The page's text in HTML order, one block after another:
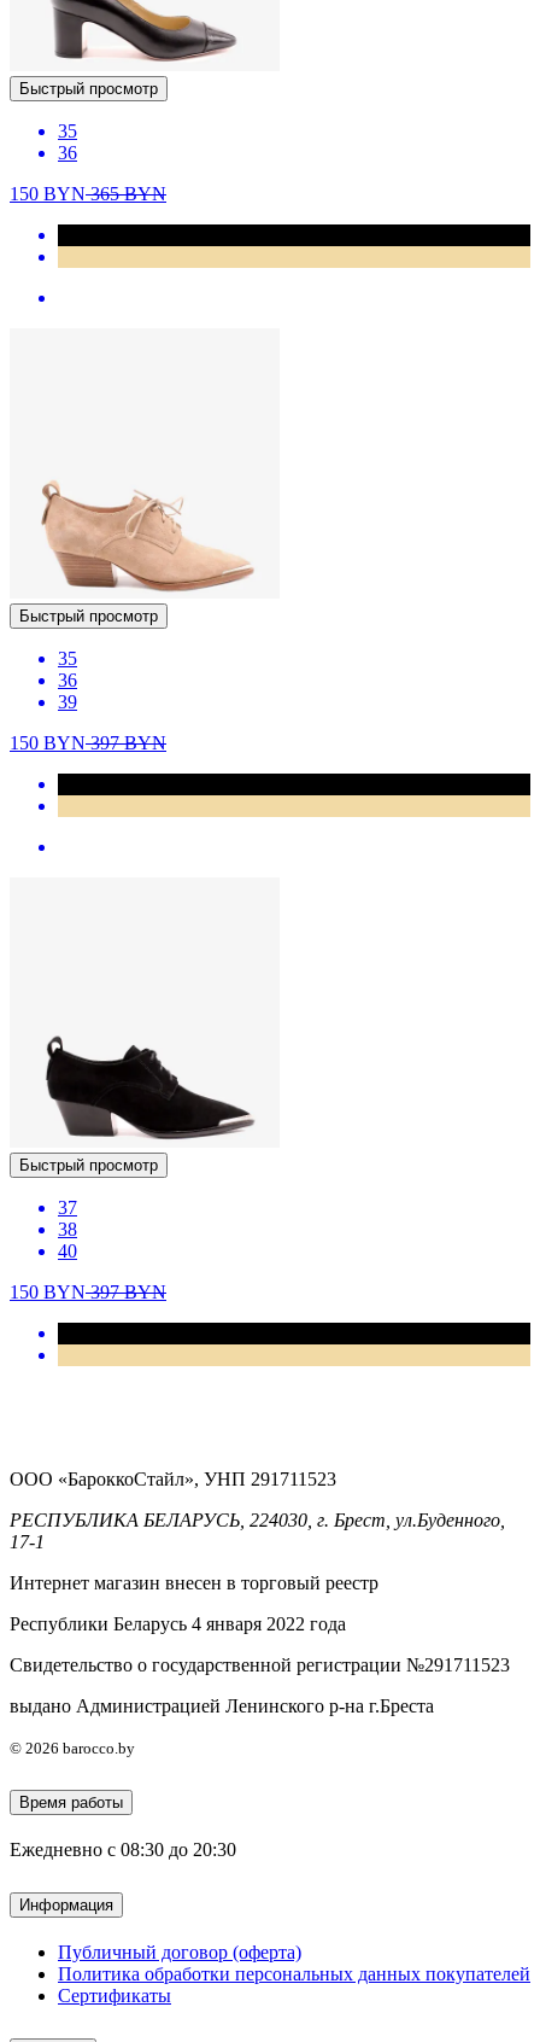
Быстрый просмотр
35
36
150 BYN365BYN
Быстрый просмотр
35
36
39
150 BYN397BYN
Быстрый просмотр
37
38
40
150 BYN397BYN
ООО «БароккоСтайл», УНП 291711523
РЕСПУБЛИКА БЕЛАРУСЬ, 224030, г. Брест, ул.Буденного,
17-1
Интернет магазин внесен в торговый реестр
Республики Беларусь 4 января 2022 года
Свидетельство о государственной регистрации №291711523
выдано Администрацией Ленинского р-на г.Бреста
© 2026 barocco.by
Время работы
Ежедневно с 08:30 до 20:30
Информация
Публичный договор (оферта)
Политика обработки персональных данных покупателей
Сертификаты